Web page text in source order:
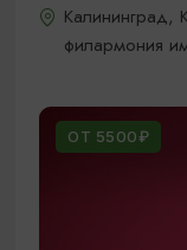
Калининград,
филармония
ОТ 5500₽